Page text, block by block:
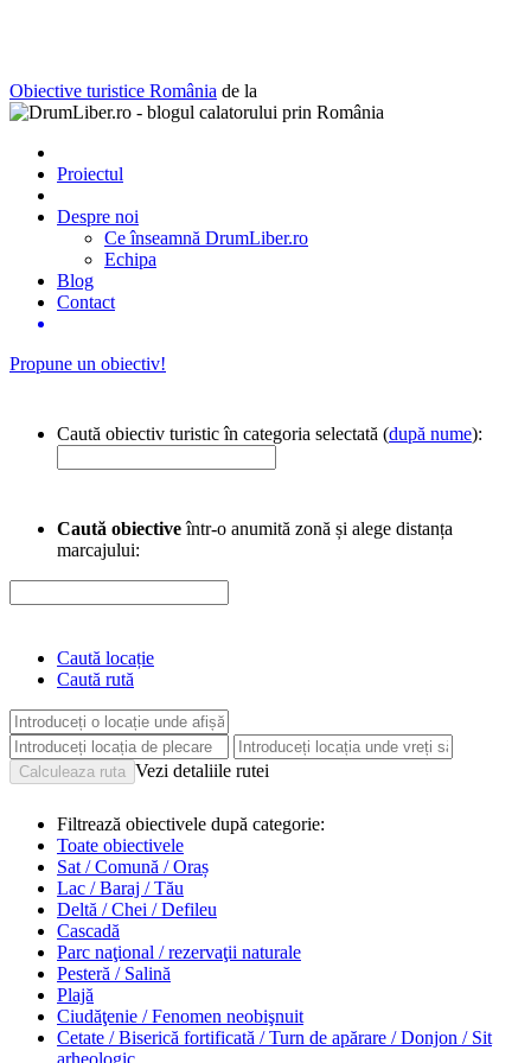
Obiective turistice România de la
Proiectul
Despre noi
Ce înseamnă DrumLiber.ro
Echipa
Blog
Contact
Propune un obiectiv!
Caută obiectiv turistic în categoria selectată (după nume):
Caută obiectiveîntr-o anumită zonă și alege distanța
marcajului:
Caută locație
Caută rută
Vezi detaliile rutei
Filtrează obiectivele după categorie:
Toate obiectivele
Sat / Comună / Oraș
Lac / Baraj / Tău
Deltă / Chei / Defileu
Cascadă
Parc naţional / rezervaţii naturale
Pesteră / Salină
Plajă
Ciudăţenie / Fenomen neobişnuit
Cetate / Biserică fortificată / Turn de apărare / Donjon / Sit
arheologic